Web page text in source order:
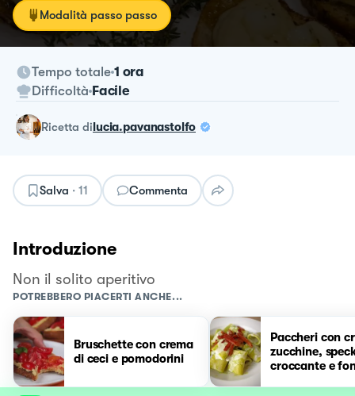
Modalità passo passo
Tempo totale 1 ora
Difficoltà Facile
ricetta dilucia.pavanastolfo
Salva · 11 Commenta
Introduzione
Non il solito aperitivo
POTREBBERO PIACERTI ANCHE...
Bruschette con crema
di ceci e pomodorini
Paccheri con
zucchine,
croccante e